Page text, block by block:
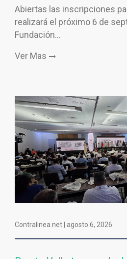
Abiertas las inscripciones
realizará el próximo 6 de
Fundación…
Ver Mas
Contralinea net | agosto 6, 2026